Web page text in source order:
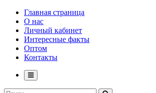
Главная страница
О нас
Личный кабинет
Интересные факты
Оптом
Контакты